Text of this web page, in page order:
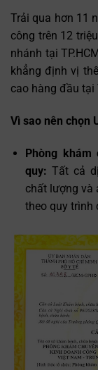
Trải qua hơn 11
công trên 12
nhánh tại
khẳng định vị
cao hàng đầu tại
Vì sao nên chọn
Phòng
quy: Tất cả
chất lượng và
theo quy trình